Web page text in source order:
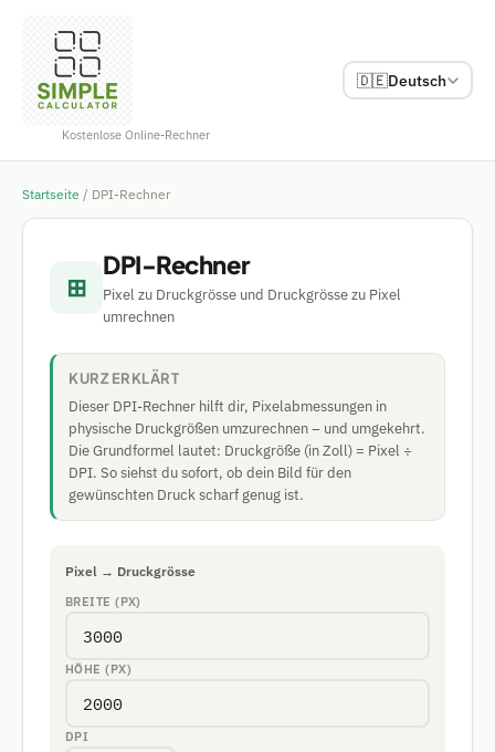
Kostenlose Online-Rechner
🇩🇪Deutsch
Startseite / DPI-Rechner
⊞
DPI-Rechner
Pixel zu Druckgrösse und Druckgrösse zu Pixel
umrechnen
KURZ ERKLÄRT
Dieser DPI-Rechner hilft dir, Pixelabmessungen in
physische Druckgrößen umzurechnen – und umgekehrt.
Die Grundformel lautet: Druckgröße (in Zoll) = Pixel ÷
DPI. So siehst du sofort, ob dein Bild für den
gewünschten Druck scharf genug ist.
Pixel → Druckgrösse
BREITE (PX)
HÖHE (PX)
DPI